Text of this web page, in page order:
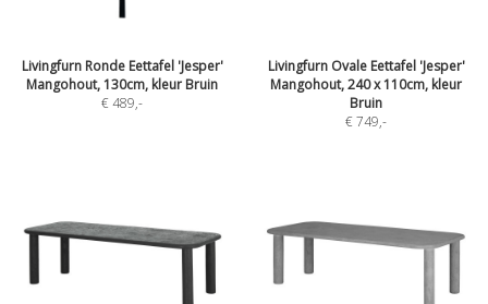
Livingfurn Ronde Eettafel 'Jesper'
Mangohout, 130cm, kleur Bruin
€ 489,-
Livingfurn Ovale Eettafel 'Jesper'
Mangohout, 240 x 110cm, kleur
Bruin
€ 749,-